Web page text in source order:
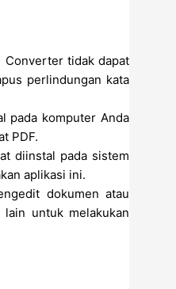
Converter tidak dapat
perlindungan kata
pada komputer Anda
PDF.
diinstal pada sistem
aplikasi ini.
dokumen atau
untuk melakukan